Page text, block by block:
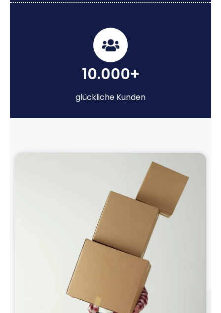
10.000+
glückliche Kunden